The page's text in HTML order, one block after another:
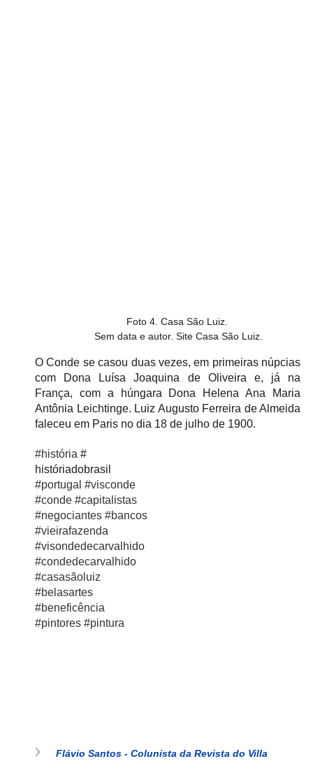
Foto 4. Casa São Luiz.
Sem data e autor. Site Casa São Luiz.
O Conde se casou duas vezes, em primeiras núpcias
com Dona Luísa Joaquina de Oliveira e, já na
França, com a húngara Dona Helena Ana Maria
Antônia Leichtinge. Luiz Augusto Ferreira de Almeida
faleceu em Paris no dia 18 de julho de 1900.
#história #
históriadobrasil
#portugal #visconde
#conde #capitalistas
#negociantes #bancos
#vieirafazenda
#visondedecarvalhido
#condedecarvalhido
#casasãoluiz
#belasartes
#beneficência
#pintores #pintura
Flávio Santos - Colunista da Revista do Villa